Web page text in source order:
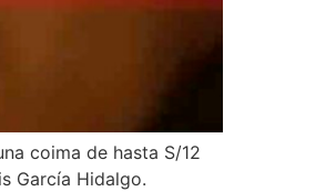
coima de hasta S/12
García Hidalgo.